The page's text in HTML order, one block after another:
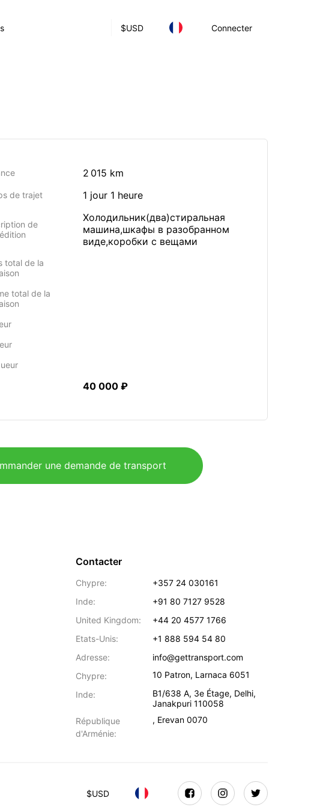
$USD Connecter
2 015 km
de trajet 1 jour 1 heure
de
Холодильник(два)стиральная
машина,шкафы в разобранном
виде,коробки с вещами
total de la
total de la
40 000 ₽
une demande de transport
Contacter
Chypre:
+357 24 030161
Inde:
+91 80 7127 9528
United Kingdom:
+44 20 4577 1766
Etats-Unis:
+1 888 594 54 80
Adresse:
info@gettransport.com
Chypre:
10 Patron, Larnaca 6051
Inde:
B1/638 A, 3e Étage, Delhi,
Janakpuri 110058
République
d'Arménie:
, Erevan 0070
$USD